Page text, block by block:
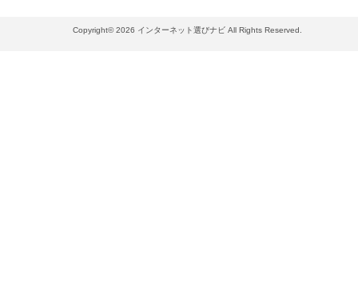
Copyright© 2026 インターネット選びナビAll Rights Reserved.